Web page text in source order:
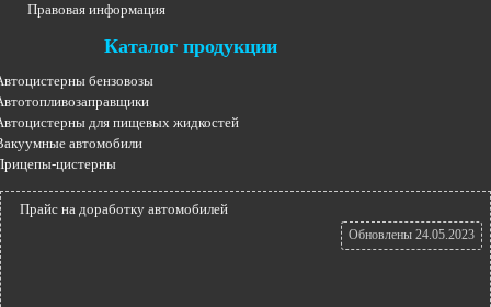
Правовая информация
Каталог продукции
бензовозы
для пищевых жидкостей
автомобили
цистерны
Прайс на доработку автомобилей
Обновлены 24.05.2023